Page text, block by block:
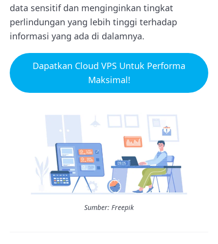
data sensitif dan menginginkan tingkat
perlindungan yang lebih tinggi terhadap
informasi yang ada di dalamnya.
Dapatkan Cloud VPS Untuk Performa
Maksimal!
Sumber: Freepik